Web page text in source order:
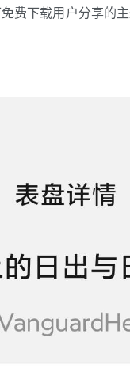
费下载用户分享的